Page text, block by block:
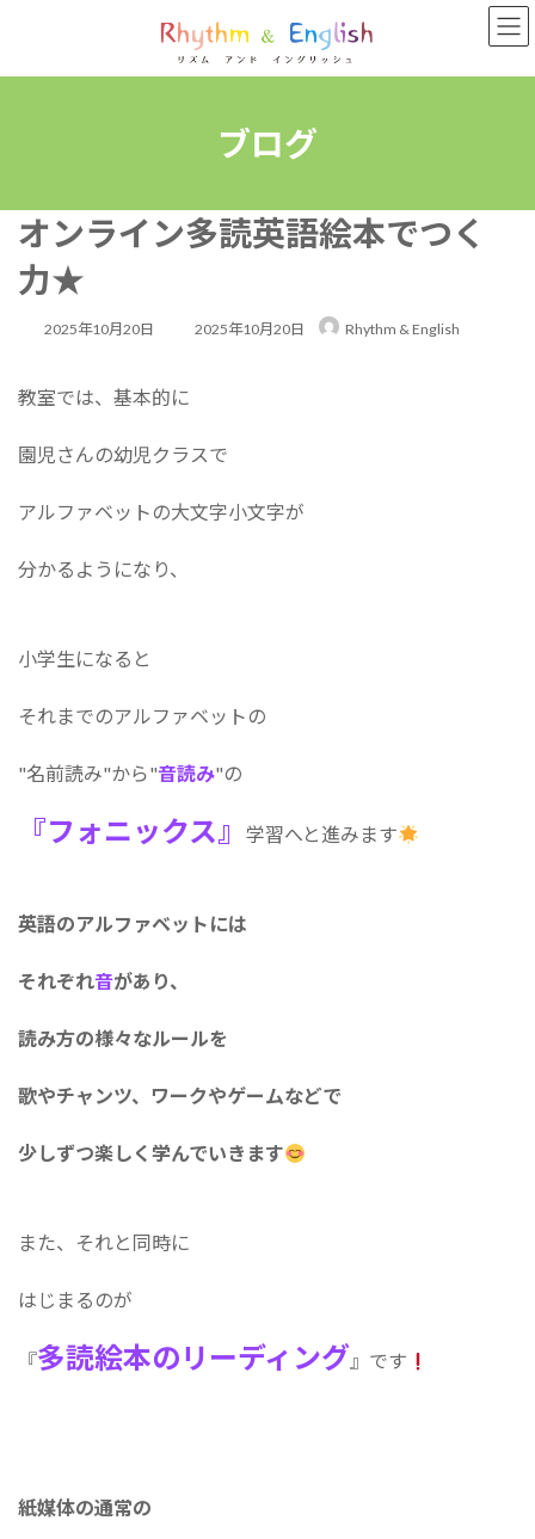
ン
ー
ブログ
オンライン多読英語絵本でつく
力★
2025年10月20日
最
時
2025年10月20日 Rhythm & English
教室では、基本的に
園児さんの幼児クラスで
アルファベットの大文字小文字が
分かるようになり、
小学生になると
それまでのアルファベットの
"名前読み"から"音読み"の
『フォニックス』 学習へと進みます
英語のアルファベットには
それぞれ音があり、
読み方の様々なルールを
歌やチャンツ、ワークやゲームなどで
少しずつ楽しく学んでいきます
また、それと同時に
はじまるのが
『多読絵本のリーディング』です
紙媒体の通常の